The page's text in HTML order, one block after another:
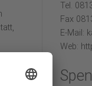
Tel.
Fax
E-Mail:
Web: